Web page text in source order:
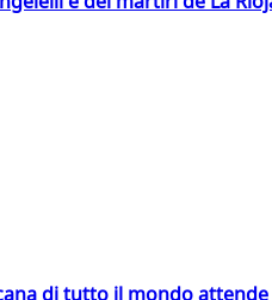
di tutto il mondo attende